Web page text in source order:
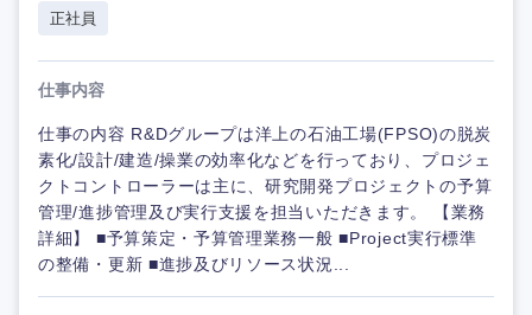
正社員
仕事内容
仕事の内容 R&Dグループは洋上の石油工場(FPSO)の脱炭
素化/設計/建造/操業の効率化などを行っており、プロジェ
クトコントローラーは主に、研究開発プロジェクトの予算
管理/進捗管理及び実行支援を担当いただきます。 【業務
詳細】 ■予算策定・予算管理業務一般 ■Project実行標準
の整備・更新 ■進捗及びリソース状況...